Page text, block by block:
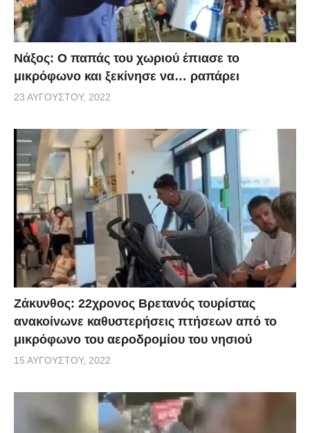
Νάξος: Ο παπάς του χωριού έπιασε το
μικρόφωνο και ξεκίνησε να… ραπάρει
23 ΑΥΓΟΎΣΤΟΥ, 2022
Ζάκυνθος: 22χρονος Βρετανός τουρίστας
ανακοίνωνε καθυστερήσεις πτήσεων από το
μικρόφωνο του αεροδρομίου του νησιού
15 ΑΥΓΟΎΣΤΟΥ, 2022